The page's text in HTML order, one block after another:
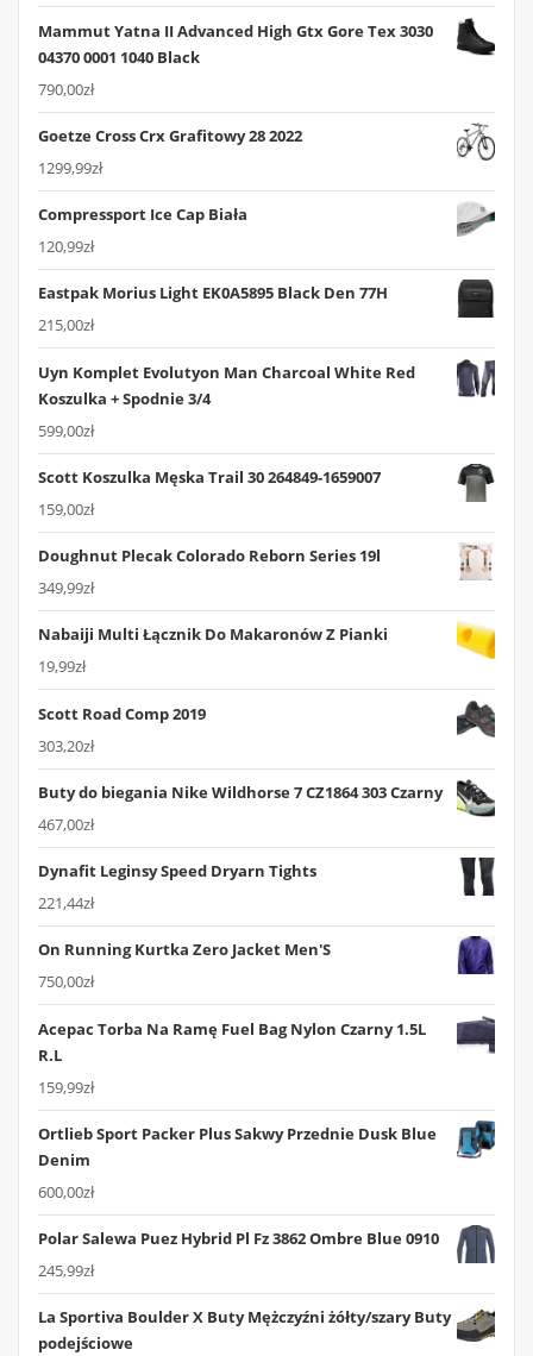
Mammut Yatna II Advanced High Gtx Gore Tex 3030
04370 0001 1040 Black
790,00zł
Goetze Cross Crx Grafitowy 28 2022
1299,99zł
Compressport Ice Cap Biała
120,99zł
Eastpak Morius Light EK0A5895 Black Den 77H
215,00zł
Uyn Komplet Evolutyon Man Charcoal White Red
Koszulka + Spodnie 3/4
599,00zł
Scott Koszulka Męska Trail 30 264849-1659007
159,00zł
Doughnut Plecak Colorado Reborn Series 19l
349,99zł
Nabaiji Multi Łącznik Do Makaronów Z Pianki
19,99zł
Scott Road Comp 2019
303,20zł
Buty do biegania Nike Wildhorse 7 CZ1864 303 Czarny
467,00zł
Dynafit Leginsy Speed Dryarn Tights
221,44zł
On Running Kurtka Zero Jacket Men'S
750,00zł
Acepac Torba Na Ramę Fuel Bag Nylon Czarny 1.5L
R.L
159,99zł
Ortlieb Sport Packer Plus Sakwy Przednie Dusk Blue
Denim
600,00zł
Polar Salewa Puez Hybrid Pl Fz 3862 Ombre Blue 0910
245,99zł
La Sportiva Boulder X Buty Mężczyźni żółty/szary Buty
podejściowe